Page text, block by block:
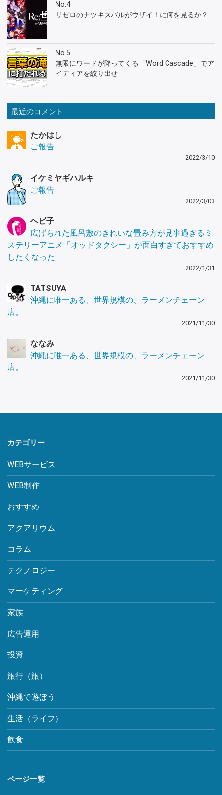
No.4
リゼロのナツキスバルがウザイ！に何を見るか？
No.5
無限にワードが降ってくる「Word Cascade」でア
イディアを絞り出せ
最近のコメント
たかはし
ご報告
2022/3/10
イケミヤギハルキ
ご報告
2022/3/03
ヘビ子
広げられた風呂敷のきれいな畳み方が見事過ぎるミ
ステリーアニメ「オッドタクシー」が面白すぎておすすめ
したくなった
2022/1/31
TATSUYA
沖縄に唯一ある、世界規模の、ラーメンチェーン
店。
2021/11/30
ななみ
沖縄に唯一ある、世界規模の、ラーメンチェーン
店。
2021/11/30
カテゴリー
WEBサービス
WEB制作
おすすめ
アクアリウム
コラム
テクノロジー
マーケティング
家族
広告運用
投資
旅行（旅）
沖縄で遊ぼう
生活（ライフ）
飲食
ページ一覧